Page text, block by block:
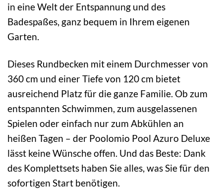
in eine Welt der Entspannung und des
Badespaßes, ganz bequem in Ihrem eigenen
Garten.
Dieses Rundbecken mit einem Durchmesser von
360 cm und einer Tiefe von 120 cm bietet
ausreichend Platz für die ganze Familie. Ob zum
entspannten Schwimmen, zum ausgelassenen
Spielen oder einfach nur zum Abkühlen an
heißen Tagen – der Poolomio Pool Azuro Deluxe
lässt keine Wünsche offen. Und das Beste: Dank
des Komplettsets haben Sie alles, was Sie für den
sofortigen Start benötigen.